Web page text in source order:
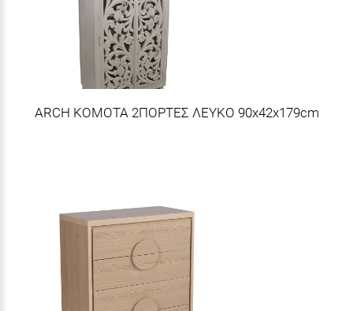
ARCH ΚΟΜΟΤΑ 2ΠΟΡΤΕΣ ΛΕΥΚΟ 90x42x179cm